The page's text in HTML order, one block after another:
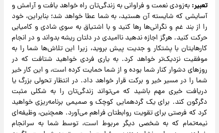
تعبیر: به‌زودی نعمت و فراوانی به زندگی‌تان راه خواهد یافت و آرامش و
آسایشی که شایسته آن هستید، به شما عطا خواهد شد؛ بنابراین، خود
را از بند غم و نگرانی‌ها رها کنید و با اشتیاق به سوی شادی و کامیابی
حرکت کنید. هرگز اجازه ندهید ناامیدی در دلتان ریشه بدواند و در انجام
کارهایتان با پشتکار و جدیت پیش بروید، زیرا این تلاش‌ها شما را به
موفقیت نزدیک‌تر خواهد کرد. به یاری فردی خواهید شتافت که در
روزهای دشوار کنار شما بوده و از شما حمایت کرده است، و این کار خیر
شما را در مسیر خیر و برکت قرار خواهد داد. در انتظار تحولی بزرگ یا
دریافت خبری مهم باشید که می‌تواند زندگی‌تان را به شکلی مثبت
دگرگون کند. برای یک گردهمایی کوچک و صمیمی برنامه‌ریزی خواهید
کرد که فرصتی برای تقویت روابطتان فراهم می‌آورد. همچنین، وظیفه‌ای
نیمه‌تمام که به شخصی دیگر مربوط است، توسط شما به سرانجام